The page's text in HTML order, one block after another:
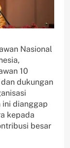
Nasional
10
dukungan
ini dianggap
kepada
besar